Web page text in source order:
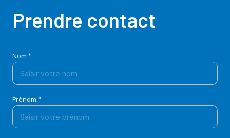
Prendre contact
Nom *
Prénom *